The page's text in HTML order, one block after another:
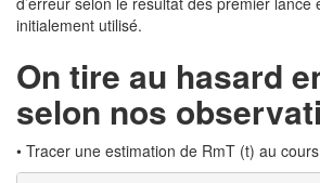
initialement utilisé.
On tire au hasard
selon nos
• Tracer une estimation de RmT (t) au